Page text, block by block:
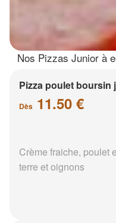
Nos Pizzas Junior à
Pizza poulet boursin
Dès 11.50 €
Crème fraiche, poulet
terre et oignons